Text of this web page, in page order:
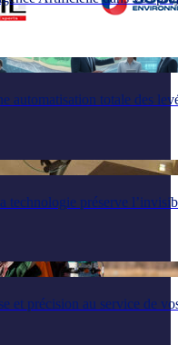
automatisation totale des
technologie préserve
et précision au service de